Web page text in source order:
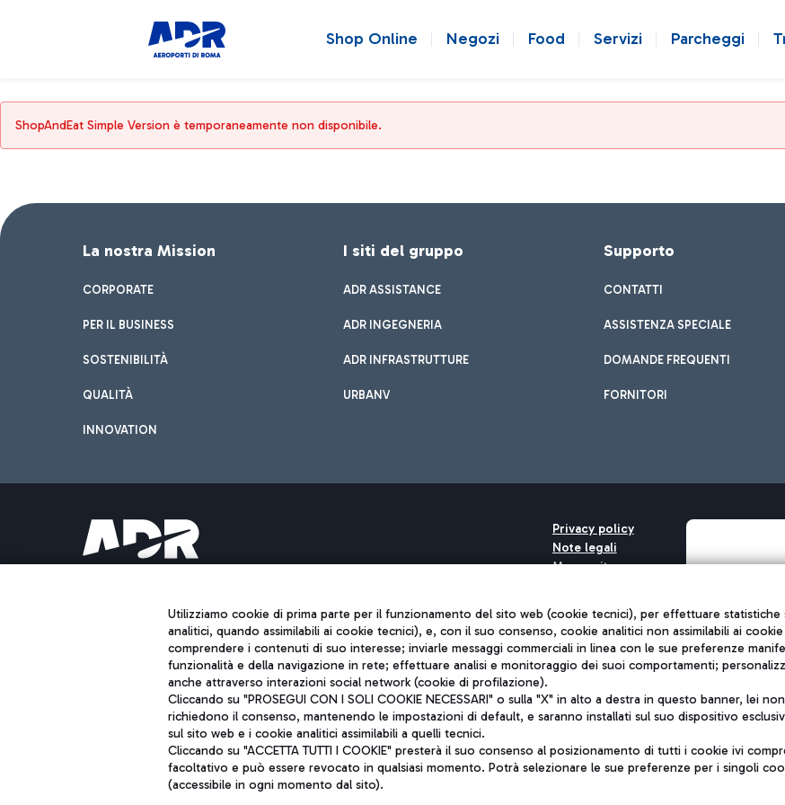
Shop Online Negozi Food Servizi Parcheggi
ShopAndEat Simple Version è temporaneamente non disponibile.
La nostra Mission
CORPORATE
PER IL BUSINESS
SOSTENIBILITÀ
QUALITÀ
INNOVATION
I siti del gruppo
ADR ASSISTANCE
ADR INGEGNERIA
ADR INFRASTRUTTURE
URBANV
Supporto
CONTATTI
ASSISTENZA SPECIALE
DOMANDE FREQUENTI
FORNITORI
Capitale sociale 62.224.743,00 int. vers.
Sede legale: Via Pier Paolo Racchetti 1 - 00054 Fiumicino (RM) telefono +39 06 65951
Privacy policy
Note legali
Mappa sito
Utilizziamo cookie di prima parte per il funzionamento del sito web (cookie tecnici), per effettuare
analitici, quando assimilabili ai cookie tecnici), e, con il suo consenso, cookie analitici non assimilabili ai
comprendere i contenuti di suo interesse; inviarle messaggi commerciali in linea con le sue preferenze
funzionalità e della navigazione in rete; effettuare analisi e monitoraggio dei suoi comportamenti;
anche attraverso interazioni social network (cookie di profilazione).
Cliccando su "PROSEGUI CON I SOLI COOKIE NECESSARI" o sulla "X" in alto a destra in questo banner, lei
richiedono il consenso, mantenendo le impostazioni di default, e saranno installati sul suo dispositivo
sul sito web e i cookie analitici assimilabili a quelli tecnici.
Cliccando su "ACCETTA TUTTI I COOKIE" presterà il suo consenso al posizionamento di tutti i cookie ivi
facoltativo e può essere revocato in qualsiasi momento. Potrà selezionare le sue preferenze per i singoli
(accessibile in ogni momento dal sito).